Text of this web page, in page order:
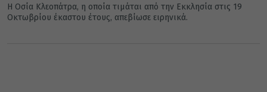
Η Οσία Κλεοπάτρα, η οποία τιμάται από την Εκκλησία στις 19
Οκτωβρίου έκαστου έτους, απεβίωσε ειρηνικά.